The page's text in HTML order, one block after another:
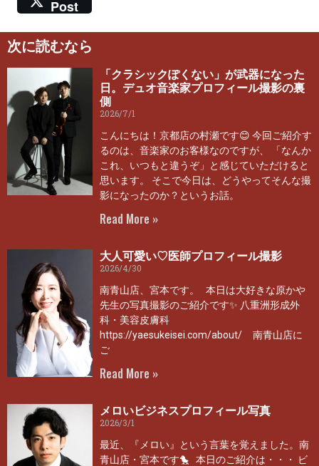
Post
次に読むなら
「クラシックぽくない」が武器になった
日。デュオ音楽家プロフィール撮影の裏
側
2026/7/1
こんにちは！京都店の村瀬です😊 今回ご紹介す
るのは、音楽家のお客様なのですが、 「なんか
これ、いつもと違うぞ」と感じていただけると
思います。 そこで今日は、どうやってそんな撮
影になったのか？というお話。
Read More »
大人可愛い♡医師プロフィール撮影
2026/4/30
南青山店、宮本です。 本日は大好きな原かや
先生の写真撮影のご紹介です✨ 八重洲形成外
科・美容皮膚科
https://yaesukeisei.com/about/ 南青山店に
ご
Read More »
メロいビジネスプロフィール写真
2026/3/1
最近、『メロい』という言葉を覚えました。南
青山店・宮本です🐤 本日のご紹介は・・・ ビ